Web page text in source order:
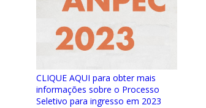
CLIQUE AQUI para obter mais
informações sobre o Processo
Seletivo para ingresso em 2023